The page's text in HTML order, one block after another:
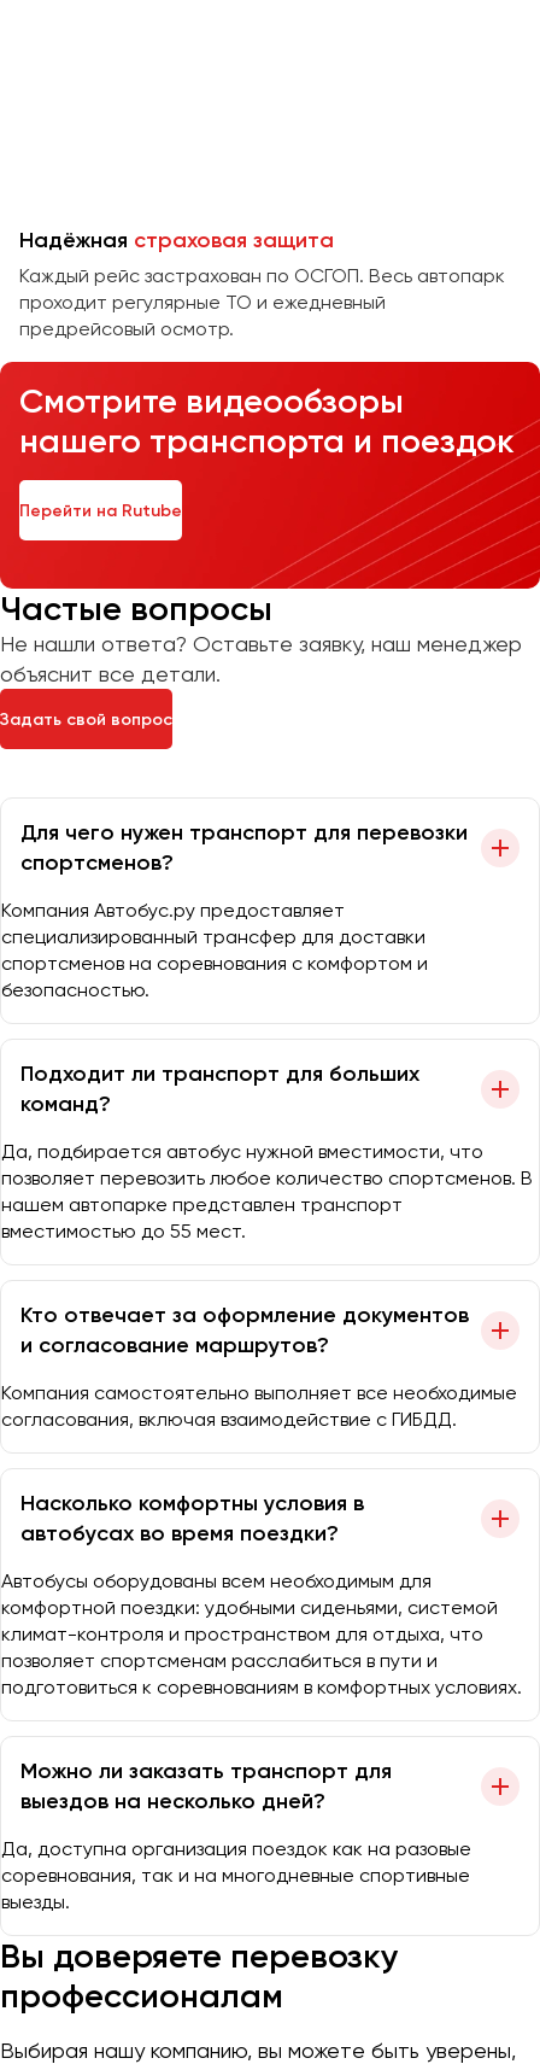
Надёжная страховая защита
Каждый рейс застрахован по ОСГОП. Весь автопарк
проходит регулярные ТО и ежедневный
предрейсовый осмотр.
Смотрите видеообзоры
нашего транспорта и поездок
Перейти на Rutube
Частые вопросы
Не нашли ответа? Оставьте заявку, наш менеджер
объяснит все детали.
Задать свой вопрос
Для чего нужен транспорт для перевозки
спортсменов?
Компания Автобус.ру предоставляет
специализированный трансфер для доставки
спортсменов на соревнования с комфортом и
безопасностью.
Подходит ли транспорт для больших
команд?
Да, подбирается автобус нужной вместимости, что
позволяет перевозить любое количество спортсменов. В
нашем автопарке представлен транспорт
вместимостью до 55 мест.
Кто отвечает за оформление документов
и согласование маршрутов?
Компания самостоятельно выполняет все необходимые
согласования, включая взаимодействие с ГИБДД.
Насколько комфортны условия в
автобусах во время поездки?
Автобусы оборудованы всем необходимым для
комфортной поездки: удобными сиденьями, системой
климат-контроля и пространством для отдыха, что
позволяет спортсменам расслабиться в пути и
подготовиться к соревнованиям в комфортных условиях.
Можно ли заказать транспорт для
выездов на несколько дней?
Да, доступна организация поездок как на разовые
соревнования, так и на многодневные спортивные
выезды.
Вы доверяете перевозку
профессионалам
Выбирая нашу компанию, вы можете быть уверены,